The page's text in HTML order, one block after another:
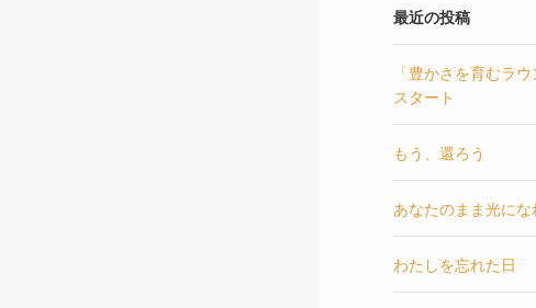
最近の投稿
「豊かさを育むラ
スタート
もう、還ろう
あなたのまま光にな
わたしを忘れた日